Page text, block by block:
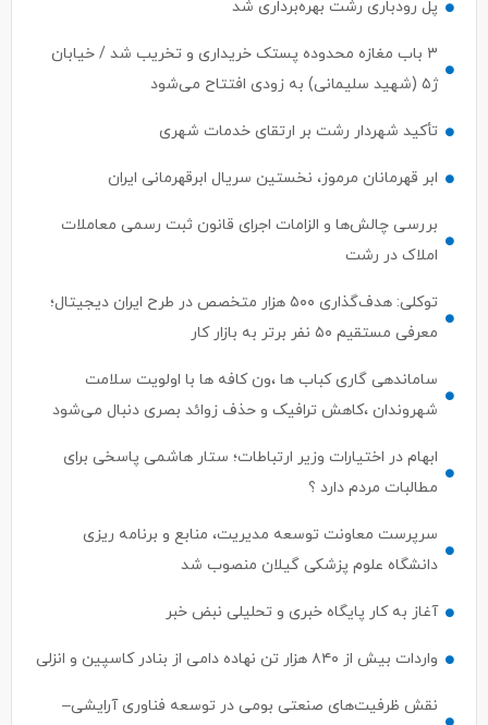
پل رودباری رشت بهره‌برداری شد
۳ باب مغازه محدوده پستک خریداری و تخریب شد / خیابان
ژ۵ (شهید سلیمانی) به زودی افتتاح می‌شود
تأکید شهردار رشت بر ارتقای خدمات شهری
ابر قهرمانان مرموز، نخستین سریال ابرقهرمانی ایران
بررسی چالش‌ها و الزامات اجرای قانون ثبت رسمی معاملات
املاک در رشت
توکلی: هدف‌گذاری ۵۰۰ هزار متخصص در طرح ایران دیجیتال؛
معرفی مستقیم ۵۰ نفر برتر به بازار کار
ساماندهی گاری کباب ها ،ون کافه ها با اولویت سلامت
شهروندان ،کاهش ترافیک و حذف زوائد بصری دنبال می‌شود
ابهام در اختیارات وزیر ارتباطات؛ ستار هاشمی پاسخی برای
مطالبات مردم دارد ؟
سرپرست معاونت توسعه مدیریت، منابع و برنامه ریزی
دانشگاه علوم پزشکی گیلان منصوب شد
آغاز به کار پایگاه خبری و تحلیلی نبض خبر
واردات بیش از ۸۴۰ هزار تن نهاده دامی از بنادر كاسپین و انزلی
نقش ظرفیت‌های صنعتی بومی در توسعه فناوری آرایشی–